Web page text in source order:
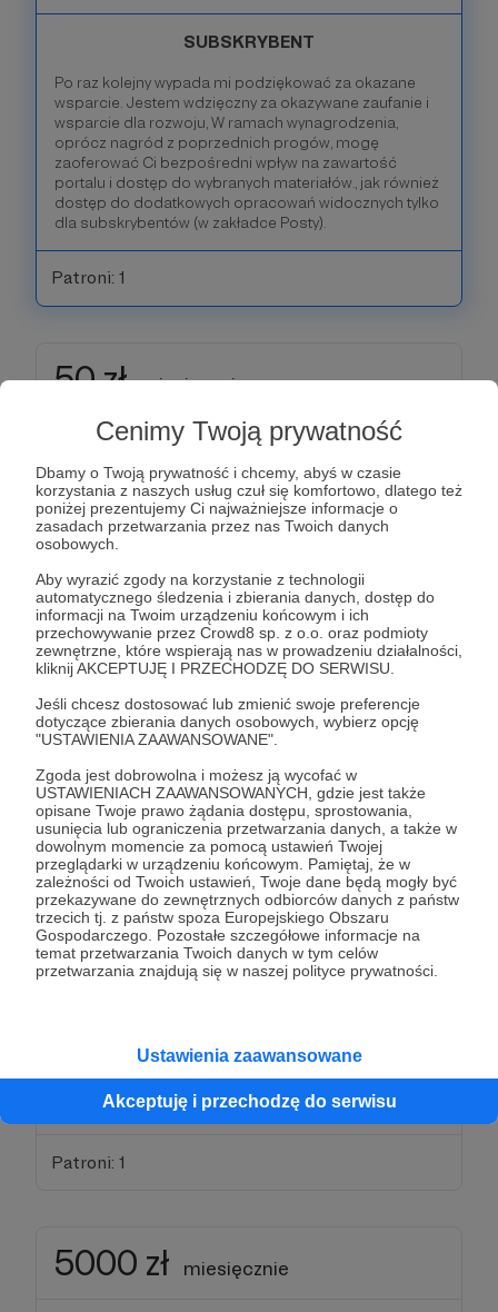
Cenimy Twoją prywatność
Dbamy o Twoją prywatność i chcemy, abyś w czasie
korzystania z naszych usług czuł się komfortowo, dlatego też
poniżej prezentujemy Ci najważniejsze informacje o
zasadach przetwarzania przez nas Twoich danych
osobowych.
Aby wyrazić zgody na korzystanie z technologii
automatycznego śledzenia i zbierania danych, dostęp do
informacji na Twoim urządzeniu końcowym i ich
przechowywanie przez Crowd8 sp. z o.o. oraz podmioty
zewnętrzne, które wspierają nas w prowadzeniu działalności,
kliknij AKCEPTUJĘ I PRZECHODZĘ DO SERWISU.
Jeśli chcesz dostosować lub zmienić swoje preferencje
dotyczące zbierania danych osobowych, wybierz opcję
"USTAWIENIA ZAAWANSOWANE".
Zgoda jest dobrowolna i możesz ją wycofać w
USTAWIENIACH ZAAWANSOWANYCH, gdzie jest także
opisane Twoje prawo żądania dostępu, sprostowania,
usunięcia lub ograniczenia przetwarzania danych, a także w
dowolnym momencie za pomocą ustawień Twojej
przeglądarki w urządzeniu końcowym. Pamiętaj, że w
zależności od Twoich ustawień, Twoje dane będą mogły być
przekazywane do zewnętrznych odbiorców danych z państw
trzecich tj. z państw spoza Europejskiego Obszaru
Gospodarczego. Pozostałe szczegółowe informacje na
temat przetwarzania Twoich danych w tym celów
przetwarzania znajdują się w naszej polityce prywatności.
Ustawienia zaawansowane
Akceptuję i przechodzę do serwisu
SUBSKRYBENT
Po raz kolejny wypada mi podziękować za okazane
wsparcie. Jestem wdzięczny za okazywane zaufanie i
wsparcie dla rozwoju, W ramach wynagrodzenia,
oprócz nagród z poprzednich progów, mogę
zaoferować Ci bezpośredni wpływ na zawartość
portalu i dostęp do wybranych materiałów., jak również
dostęp do dodatkowych opracowań widocznych tylko
dla subskrybentów (w zakładce Posty).
Patroni: 1
50 zł miesięcznie
PATRON
Cieszę się, że realizowany projekt znalazł Twoje
uznanie. W ramach wynagrodzenia, poza zawartością z
poprzednich progów, otrzymasz tytuł patrona projektu,
a Twoje wsparcie, jeśli sobie tego życzysz, zostanie
Dzięki kwocie 50 zł otrzymasz dostęp do
dodatkowych opracowań widocznych tylko dla
subskrybentów (w zakładce Posty) a Twoje uwagi czy
korekty będą miały istotny wpływ na jakość finalnego
projektu.
Patroni: 3
100 zł miesięcznie
MECENAS
Po raz kolejny cieszę się, że realizowany projekt znalazł
aż tak dużą chęć wsparcia. W ramach gratyfikacji
otrzymasz oficjalny tytuł mecenasa projektu, a Twoje
wsparcie, jeśli sobie tego życzysz, zostanie również
nad Synopsą. Dodatkowo, w ramach tej kwoty
otrzymasz bezpośredni wgląd we wszystkie
etapie. Twoje krytyczne uwagi będą wyjątkowo cenne.
Patroni: 1
5000 zł miesięcznie